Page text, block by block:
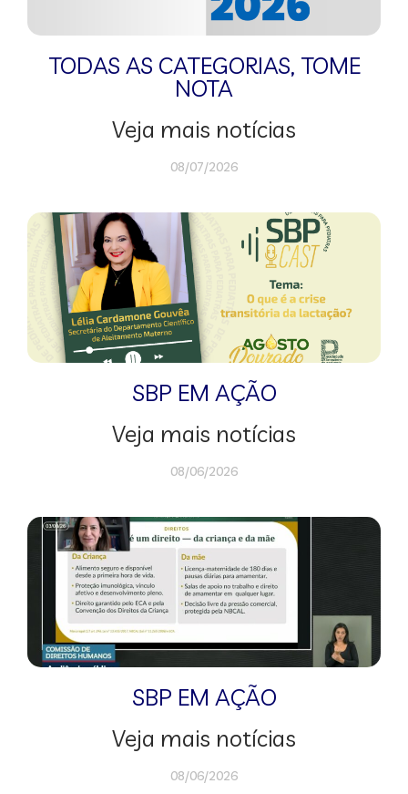
TODAS AS CATEGORIAS, TOME
NOTA
Veja mais notícias
08/07/2026
SBP EM AÇÃO
Veja mais notícias
08/06/2026
SBP EM AÇÃO
Veja mais notícias
08/06/2026